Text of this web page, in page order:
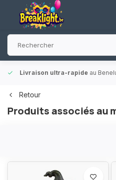
Livraison ultra-rapide au
Retour
Produits associés au